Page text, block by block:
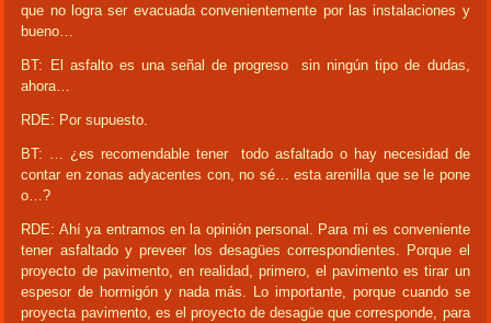
que no logra ser evacuada convenientemente por las instalaciones y
bueno…
BT: El asfalto es una señal de progreso sin ningún tipo de dudas,
ahora…
RDE: Por supuesto.
BT: … ¿es recomendable tener todo asfaltado o hay necesidad de
contar en zonas adyacentes con, no sé… esta arenilla que se le pone
o…?
RDE: Ahí ya entramos en la opinión personal. Para mi es conveniente
tener asfaltado y preveer los desagües correspondientes. Porque el
proyecto de pavimento, en realidad, primero, el pavimento es tirar un
espesor de hormigón y nada más. Lo importante, porque cuando se
proyecta pavimento, es el proyecto de desagüe que corresponde, para